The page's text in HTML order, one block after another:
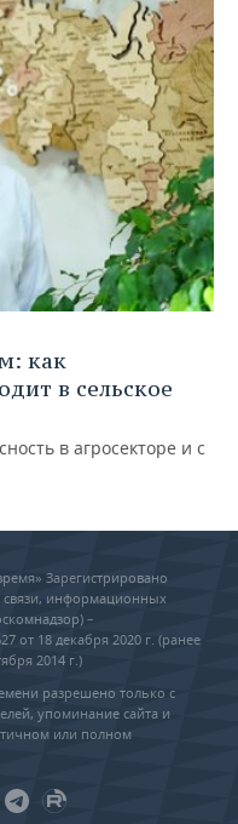
как
в сельское
в агросекторе и с
Зарегистрировано
связи, информационных
–
от 18 декабря 2020 г. (ранее
2014 г.)
разрешено только с
упоминание сайта и
или полном